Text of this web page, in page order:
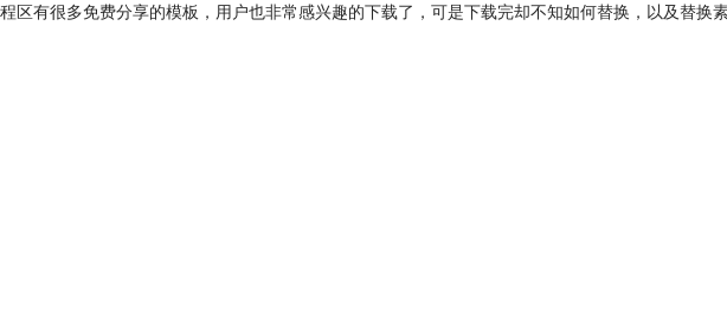
程区有很多免费分享的模板，用户也非常感兴趣的下载了，可是下载完却不知如何替换，以及替换